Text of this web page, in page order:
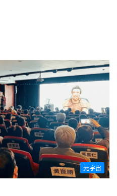
元宇宙